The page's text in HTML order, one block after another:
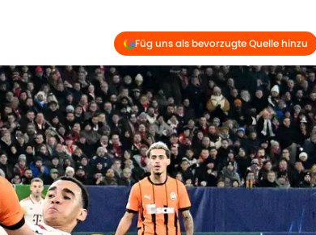
Füg uns als bevorzugte Quelle hinzu